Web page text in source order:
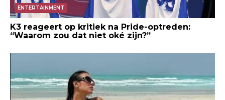
ENTERTAINMENT
K3 reageert op kritiek na Pride-optreden:
“Waarom zou dat niet oké zijn?”